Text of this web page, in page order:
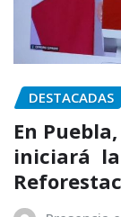
DESTACADAS
En
iniciará la